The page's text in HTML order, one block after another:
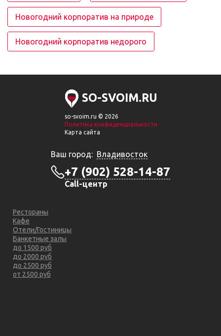
Новогодний корпоратив на природе
Новогодний корпоратив недорого
SO-SVOIM.RU
so-svoim.ru © 2026
Политика конфиденциальности
Карта сайта
Ваш город: Владивосток
+7 (902) 528-14-87
Call-центр
Рестораны
Кафе
Отели/Гостиницы
Банкетные залы
до 1500 руб
до 2000 руб
до 2500 руб
от 2500 руб